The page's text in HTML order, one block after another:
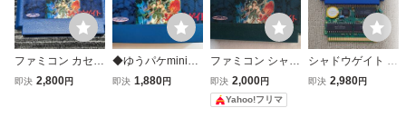
ファミコン カセッ
ト ソフト シャド
即決 2,800円
◆ゆうパケmini送
料無料◆FC ファ
即決 1,880円
ファミコン シャド
ウゲイト KEMCO
SHADOWGATE ソ
フトのみ
即決 2,000円
Yahoo!フリマ
シャドウゲイト フ
ァミコン 電池交換
即決 2,980円